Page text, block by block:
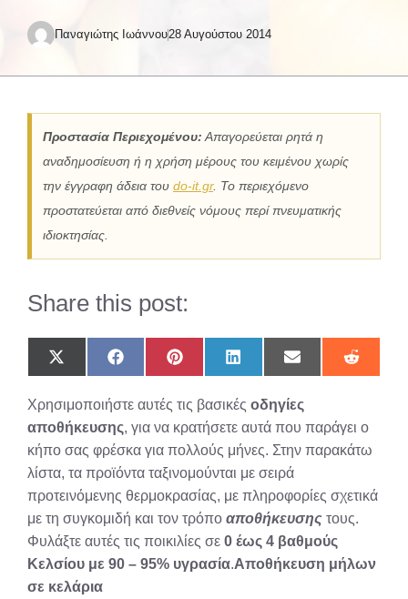
Παναγιώτης Ιωάννου28 Αυγούστου 2014
Προστασία Περιεχομένου: Απαγορεύεται ρητά η
αναδημοσίευση ή η χρήση μέρους του κειμένου χωρίς
την έγγραφη άδεια του do-it.gr. Το περιεχόμενο
προστατεύεται από διεθνείς νόμους περί πνευματικής
ιδιοκτησίας.
Share this post:
Share
on
(Twitter)
Share
on
Share
on
Share
on
Share
on
Share
on
Χρησιμοποιήστε αυτές τις βασικές οδηγίες
αποθήκευσης, για να κρατήσετε αυτά που παράγει ο
κήπο σας φρέσκα για πολλούς μήνες. Στην παρακάτω
λίστα, τα προϊόντα ταξινομούνται με σειρά
προτεινόμενης θερμοκρασίας, με πληροφορίες σχετικά
με τη συγκομιδή και τον τρόπο αποθήκευσης τους.
Φυλάξτε αυτές τις ποικιλίες σε 0 έως 4 βαθμούς
Κελσίου με 90 – 95% υγρασία.Αποθήκευση μήλων
σε κελάρια